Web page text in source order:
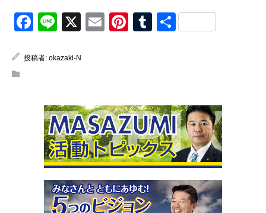
Facebook
Line
X EmailPinterest
Tumblr
共
投稿者: okazaki-N